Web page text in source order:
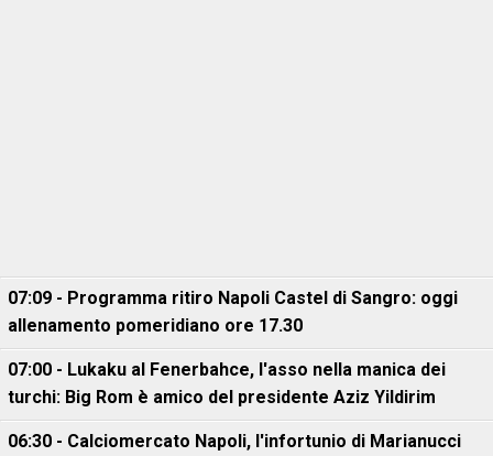
07:09 - Programma ritiro Napoli Castel di Sangro: oggi
allenamento pomeridiano ore 17.30
07:00 - Lukaku al Fenerbahce, l'asso nella manica dei
turchi: Big Rom è amico del presidente Aziz Yildirim
06:30 - Calciomercato Napoli, l'infortunio di Marianucci